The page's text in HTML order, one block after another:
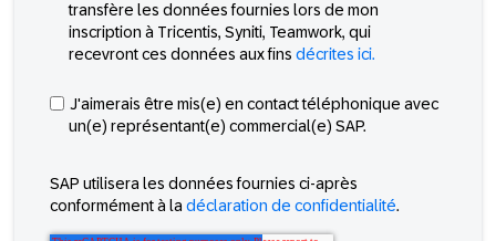
transfère les données fournies lors de mon
inscription à Tricentis, Syniti, Teamwork, qui
recevront ces données aux fins décrites ici.
J'aimerais être mis(e) en contact téléphonique avec
un(e) représentant(e) commercial(e) SAP.
SAP utilisera les données fournies ci-après
conformément à la déclaration de confidentialité.